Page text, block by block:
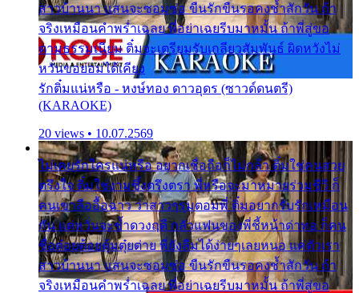
สาวบ้านนา แสนจะซอมซ่อ ขืนรักขืนรอคงช้ำสักวัน ถ้า
จริงเหมือนคำพร่ำเฉลย พี่อย่าเฉยรีบมาหมั้น ถ้าพี่สู่ขอ
ตามธรรมเนียม ติ๋มจะเตรียมรับเกลียวสัมพันธ์ ผิดหวังไม่
หวั่นขอยอมได้เคียง
รักติ๋มแน่หรือ - หงษ์ทอง ดาวอุดร (ซาวด์ดนตรี)
(KARAOKE)
20 views • 10.07.2569
ไม่เคยรักใครแน่หรือ อยากเชื่อถือก็ไม่กล้า ติ๋มใช่คนสวย
ตรึงใจ ติ๋มใช่งามซึ้งตรึงตรา พี่หรือจะมาหมายร่วมชีวี ก็
คนเขาลืออื้อฉาว ว่าสาวๆรุมตอมพี่ ติ๋มอยากรับรักเหมือน
กัน แต่หวั่นจะช้ำดวงฤดี กลัวแฟนของพี่ชี้หน้าด่าทอ ก็คน
ชื่อต๋อยต้อยตุ้มตุ๋ยต่าย พี่ยังลืมได้ง่ายๆเลยหนอ แค่ตัวเรา
สาวบ้านนา แสนจะซอมซ่อ ขืนรักขืนรอคงช้ำสักวัน ถ้า
จริงเหมือนคำพร่ำเฉลย พี่อย่าเฉยรีบมาหมั้น ถ้าพี่สู่ขอ